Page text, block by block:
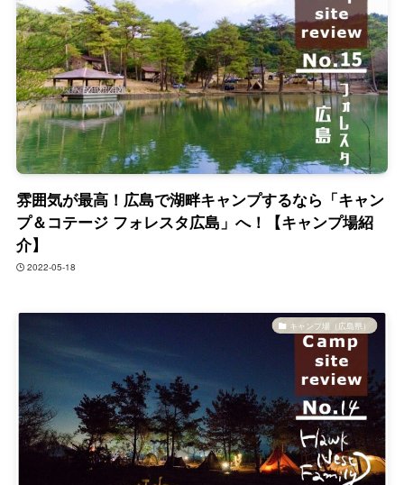
雰囲気が最高！広島で湖畔キャンプするなら「キャン
プ＆コテージ フォレスタ広島」へ！【キャンプ場紹
介】
2022-05-18
キャンプ場（広島県）